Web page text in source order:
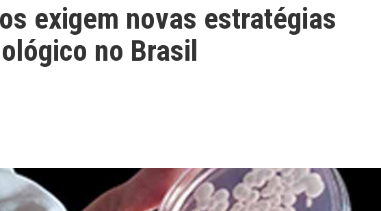
exigem novas estratégias
no Brasil